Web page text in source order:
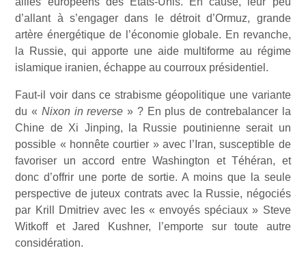
d’allant à s’engager dans le détroit d’Ormuz, grande
artère énergétique de l’économie globale. En revanche,
la Russie, qui apporte une aide multiforme au régime
islamique iranien, échappe au courroux présidentiel.
Faut-il voir dans ce strabisme géopolitique une variante
du « Nixon in reverse » ? En plus de contrebalancer la
Chine de Xi Jinping, la Russie poutinienne serait un
possible « honnête courtier » avec l’Iran, susceptible de
favoriser un accord entre Washington et Téhéran, et
donc d’offrir une porte de sortie. A moins que la seule
perspective de juteux contrats avec la Russie, négociés
par Krill Dmitriev avec les « envoyés spéciaux » Steve
Witkoff et Jared Kushner, l’emporte sur toute autre
considération.